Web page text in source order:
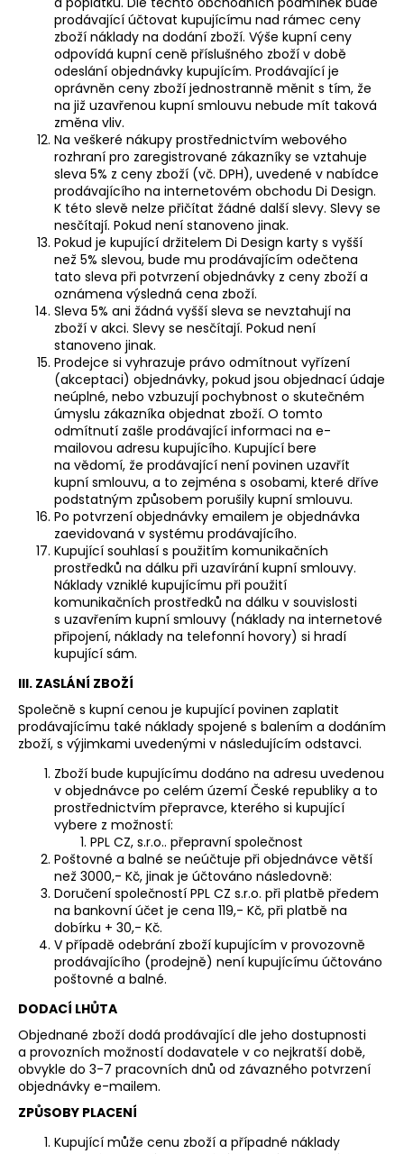
prodávající účtovat kupujícímu nad rámec ceny
zboží náklady na dodání zboží. Výše kupní ceny
odpovídá kupní ceně příslušného zboží v době
odeslání objednávky kupujícím. Prodávající je
oprávněn ceny zboží jednostranně měnit s tím, že
na již uzavřenou kupní smlouvu nebude mít taková
změna vliv.
Na veškeré nákupy prostřednictvím webového
rozhraní pro zaregistrované zákazníky se vztahuje
sleva 5% z ceny zboží (vč. DPH), uvedené v nabídce
prodávajícího na internetovém obchodu Di Design.
K této slevě nelze přičítat žádné další slevy. Slevy se
nesčítají. Pokud není stanoveno jinak.
Pokud je kupující držitelem Di Design karty s vyšší
než 5% slevou, bude mu prodávajícím odečtena
tato sleva při potvrzení objednávky z ceny zboží a
oznámena výsledná cena zboží.
Sleva 5% ani žádná vyšší sleva se nevztahují na
zboží v akci. Slevy se nesčítají. Pokud není
stanoveno jinak.
Prodejce si vyhrazuje právo odmítnout vyřízení
(akceptaci) objednávky, pokud jsou objednací údaje
neúplné, nebo vzbuzují pochybnost o skutečném
úmyslu zákazníka objednat zboží. O tomto
odmítnutí zašle prodávající informaci na e-
mailovou adresu kupujícího. Kupující bere
na vědomí, že prodávající není povinen uzavřít
kupní smlouvu, a to zejména s osobami, které dříve
podstatným způsobem porušily kupní smlouvu.
Po potvrzení objednávky emailem je objednávka
zaevidovaná v systému prodávajícího.
Kupující souhlasí s použitím komunikačních
prostředků na dálku při uzavírání kupní smlouvy.
Náklady vzniklé kupujícímu při použití
komunikačních prostředků na dálku v souvislosti
s uzavřením kupní smlouvy (náklady na internetové
připojení, náklady na telefonní hovory) si hradí
kupující sám.
III. ZASLÁNÍ ZBOŽÍ
Společně s kupní cenou je kupující povinen zaplatit
prodávajícímu také náklady spojené s balením a dodáním
zboží, s výjimkami uvedenými v následujícím odstavci.
Zboží bude kupujícímu dodáno na adresu uvedenou
v objednávce po celém území České republiky a to
prostřednictvím přepravce, kterého si kupující
vybere z možností:
PPL CZ, s.r.o.. přepravní společnost
Poštovné a balné se neúčtuje při objednávce větší
než 3000,- Kč, jinak je účtováno následovně:
Doručení společností PPL CZ s.r.o. při platbě předem
na bankovní účet je cena 119,- Kč, při platbě na
dobírku + 30,- Kč.
V případě odebrání zboží kupujícím v provozovně
prodávajícího (prodejně) není kupujícímu účtováno
poštovné a balné.
DODACÍ LHŮTA
Objednané zboží dodá prodávající dle jeho dostupnosti
a provozních možností dodavatele v co nejkratší době,
obvykle do 3-7 pracovních dnů od závazného potvrzení
objednávky e-mailem.
ZPŮSOBY PLACENÍ
Kupující může cenu zboží a případné náklady